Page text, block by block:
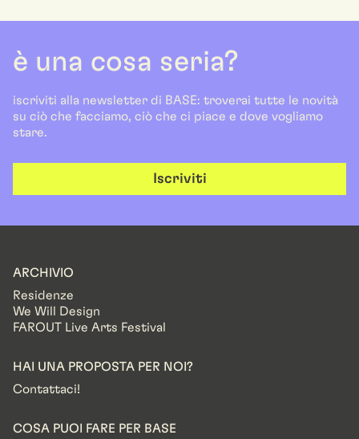
è una cosa seria?
iscriviti alla newsletter di BASE: troverai tutte le novità
su ciò che facciamo, ciò che ci piace e dove vogliamo
stare.
Iscriviti
ARCHIVIO
Residenze
We Will Design
FAROUT Live Arts Festival
HAI UNA PROPOSTA PER NOI?
Contattaci!
COSA PUOI FARE PER BASE